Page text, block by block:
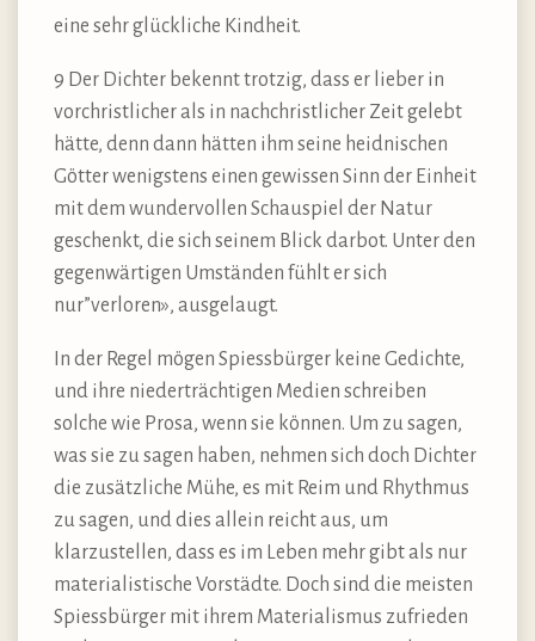
eine sehr glückliche Kindheit.
9 Der Dichter bekennt trotzig, dass er lieber in
vorchristlicher als in nachchristlicher Zeit gelebt
hätte, denn dann hätten ihm seine heidnischen
Götter wenigstens einen gewissen Sinn der Einheit
mit dem wundervollen Schauspiel der Natur
geschenkt, die sich seinem Blick darbot. Unter den
gegenwärtigen Umständen fühlt er sich
nur”verloren», ausgelaugt.
In der Regel mögen Spiessbürger keine Gedichte,
und ihre niederträchtigen Medien schreiben
solche wie Prosa, wenn sie können. Um zu sagen,
was sie zu sagen haben, nehmen sich doch Dichter
die zusätzliche Mühe, es mit Reim und Rhythmus
zu sagen, und dies allein reicht aus, um
klarzustellen, dass es im Leben mehr gibt als nur
materialistische Vorstädte. Doch sind die meisten
Spiessbürger mit ihrem Materialismus zufrieden